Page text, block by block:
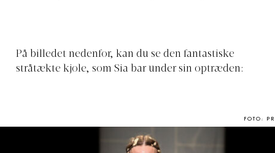
På billedet nedenfor, kan du se den fantastiske
stråtækte kjole, som Sia bar under sin optræden:
FOTO: PR